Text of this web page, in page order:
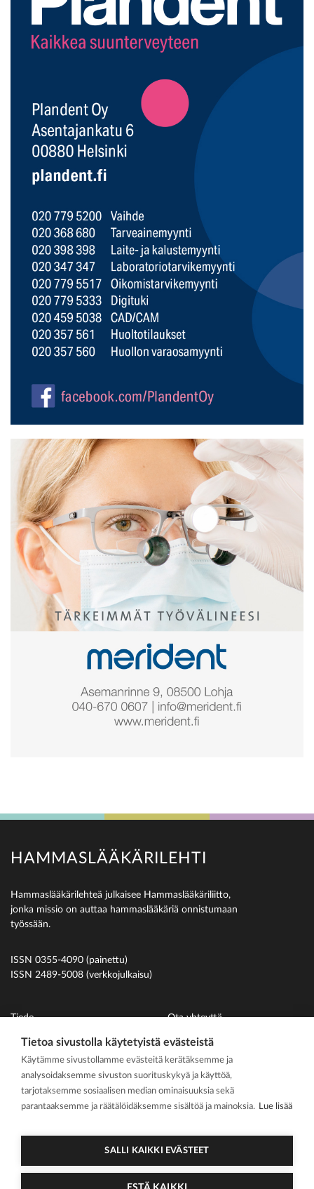
HAMMASLÄÄKÄRILEHTI
Hammaslääkärilehteä julkaisee Hammaslääkäriliitto,
jonka missio on auttaa hammaslääkäriä onnistumaan
työssään.
ISSN 0355-4090 (painettu)
ISSN 2489-5008 (verkkojulkaisu)
Tiede
Uutiset
Ihmiset
På svenska
Kirjoitusohjeet
Ota yhteyttä
Suomen Hammaslääkäriliitto
Tietoa sivustolla käytetyistä evästeistä
Käytämme sivustollamme evästeitä kerätäksemme ja
analysoidaksemme sivuston suorituskykyä ja käyttöä,
tarjotaksemme sosiaalisen median ominaisuuksia sekä
parantaaksemme ja räätälöidäksemme sisältöä ja mainoksia. Lue lisää
SALLI KAIKKI EVÄSTEET